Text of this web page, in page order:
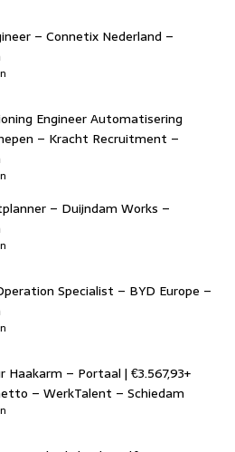
– Connetix Nederland –
Engineer Automatisering
– Kracht Recruitment –
– Duijndam Works –
Specialist – BYD Europe –
Haakarm – Portaal | €3.567,93+
– WerkTalent – Schiedam